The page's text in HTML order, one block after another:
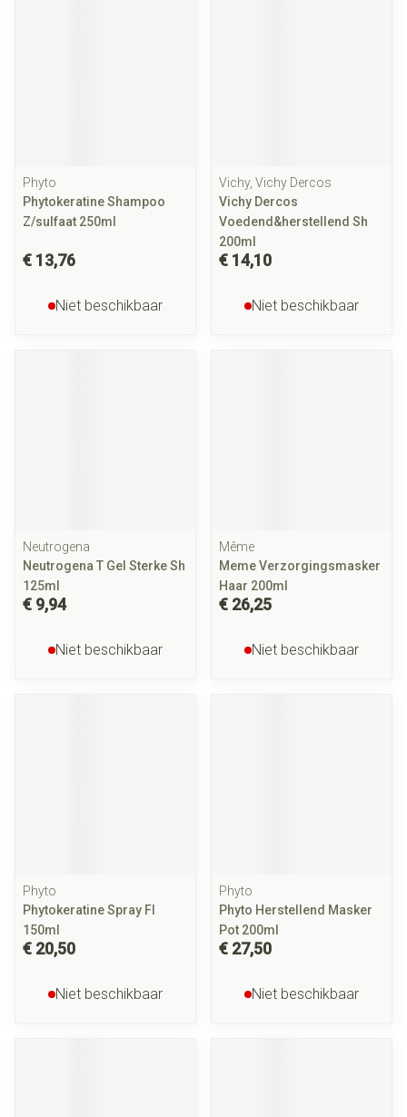
Phyto
Phytokeratine Shampoo
Z/sulfaat 250ml
€ 13,76
Niet beschikbaar
Vichy, Vichy Dercos
Vichy Dercos
Voedend&herstellend Sh
200ml
€ 14,10
Niet beschikbaar
Neutrogena
Neutrogena T Gel Sterke Sh
125ml
€ 9,94
Niet beschikbaar
Même
Meme Verzorgingsmasker
Haar 200ml
€ 26,25
Niet beschikbaar
Phyto
Phytokeratine Spray Fl
150ml
€ 20,50
Niet beschikbaar
Phyto
Phyto Herstellend Masker
Pot 200ml
€ 27,50
Niet beschikbaar